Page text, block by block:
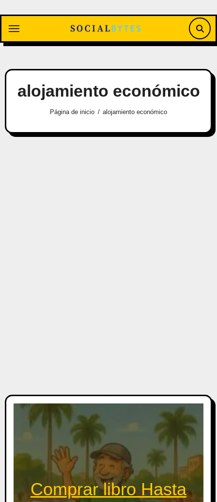
contenido
alojamiento económico
Página de inicio alojamiento económico
Comprar libro Hasta